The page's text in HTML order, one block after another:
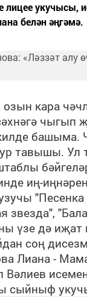
укучысы,
белән әңгәмә.
кара
чыгып
башыма.
тавышы. Ул
иң-
"Песенка
звезда",
үзе дә иҗат
соң
Лиана -
Вәлиев
сыйныф